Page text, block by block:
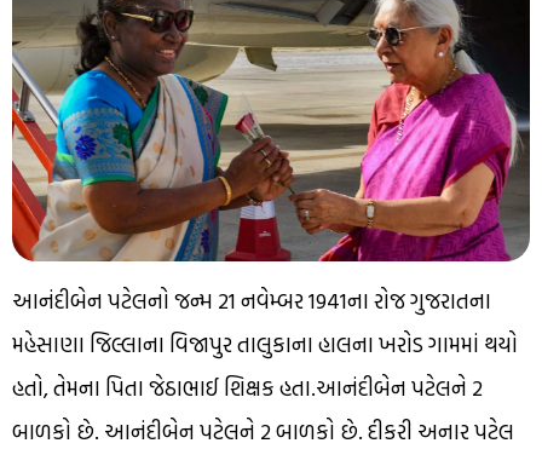
આનંદીબેન પટેલનો જન્મ 21 નવેમ્બર 1941ના રોજ ગુજરાતના
મહેસાણા જિલ્લાના વિજાપુર તાલુકાના હાલના ખરોડ ગામમાં થયો
હતો, તેમના પિતા જેઠાભાઈ શિક્ષક હતા.આનંદીબેન પટેલને 2
બાળકો છે. આનંદીબેન પટેલને 2 બાળકો છે. દીકરી અનાર પટેલ